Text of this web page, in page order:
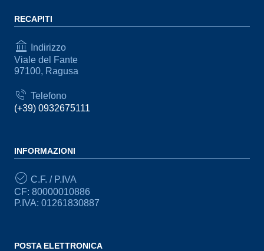
RECAPITI
Indirizzo
Viale del Fante
97100, Ragusa
Telefono
(+39) 0932675111
INFORMAZIONI
C.F. / P.IVA
CF: 80000010886
P.IVA: 01261830887
POSTA ELETTRONICA